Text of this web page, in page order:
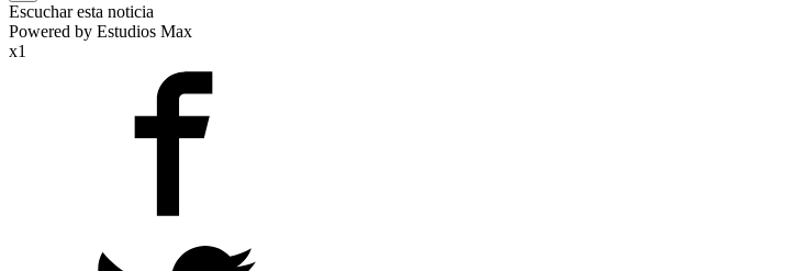
Escuchar esta noticia
Powered by Estudios Max
x1